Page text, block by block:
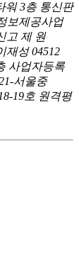
워 3층 통신판
보제공사업
고 제 원
재성 04512
사업자등록
서울중
19호 원격평